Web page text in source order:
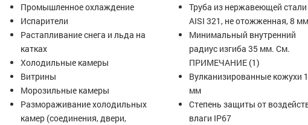
Промышленное охлаждение
Испарители
Растапливание снега и льда на
катках
Холодильные камеры
Витрины
Морозильные камеры
Размораживание холодильных
камер (соединения, двери,
Труба из нержавеющей стали
AISI 321, не отожженная, 8 мм
Минимальный внутренний
радиус изгиба 35 мм. См.
ПРИМЕЧАНИЕ (1)
Вулканизированные кожухи
мм
Степень защиты от
влаги IP67